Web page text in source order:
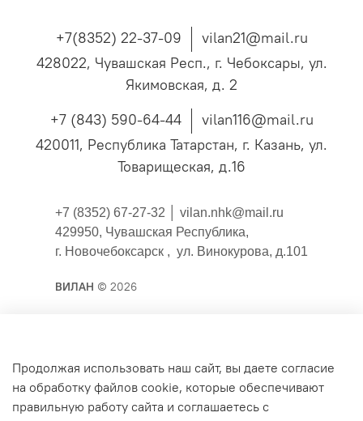
+7(8352) 22-37-09
vilan21@mail.ru
428022, Чувашская Респ., г. Чебоксары, ул.
Якимовская, д. 2
+7 (843) 590-64-44
vilan116@mail.ru
420011, Республика Татарстан, г. Казань, ул.
Товарищеская, д.16
+7 (8352) 67-27-32 │ vilan.nhk@mail.ru
429950, Чувашская Республика,
г. Новочебоксарск , ул. Винокурова, д.101
ВИЛАН © 2026
Публичная оферта
Согласие на обработку персональных данных для
Продолжая использовать наш сайт, вы даете согласие
на обработку файлов cookie, которые обеспечивают
правильную работу сайта и соглашаетесь с